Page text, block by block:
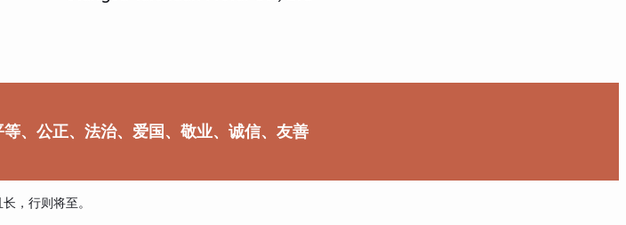
、公正、法治、爱国、敬业、诚信、友善
，行则将至。